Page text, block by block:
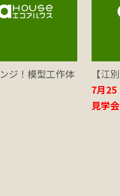
ジ！模型工作体
【江
7月
見学